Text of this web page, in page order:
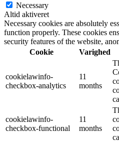
Necessary
Altid aktiveret
Necessary cookies are absolutely
function properly. These cookies
security features of the website,
Cookie
Varighed
cookielawinfo-
checkbox-analytics
11
months
cookielawinfo-
checkbox-functional
11
months